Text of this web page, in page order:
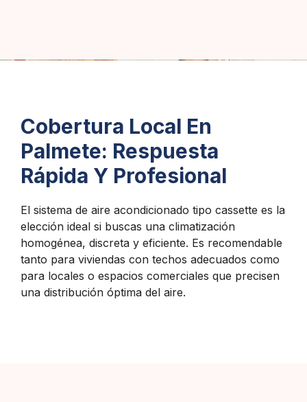
Cobertura Local En
Palmete: Respuesta
Rápida Y Profesional
El sistema de aire acondicionado tipo cassette es la
elección ideal si buscas una climatización
homogénea, discreta y eficiente. Es recomendable
tanto para viviendas con techos adecuados como
para locales o espacios comerciales que precisen
una distribución óptima del aire.